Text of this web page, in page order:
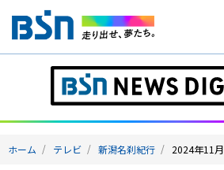
ホーム
テレビ
ラジオ
ホーム テレビ 新潟名刹紀行 2024年11月